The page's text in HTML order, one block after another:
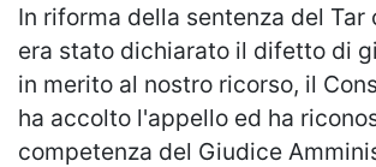
In riforma della sentenza del Tar
era stato dichiarato il difetto di
in merito al nostro ricorso, il
ha accolto l'appello ed ha
competenza del Giudice